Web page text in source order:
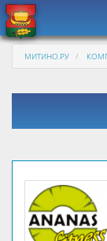
МИТИНО.РУ